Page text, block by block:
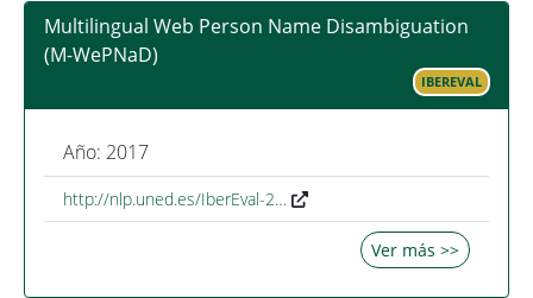
Multilingual Web Person Name Disambiguation
(M-WePNaD)
IBEREVAL
Año: 2017
http://nlp.uned.es/IberEval-2…
Ver más >>